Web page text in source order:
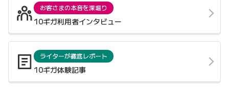
お客さまの本音を深堀り
10ギガ利用者インタビュー
ライターが徹底レポート
10ギガ体験記事